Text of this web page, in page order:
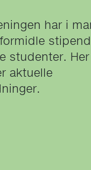
har i
studenter.
aktuelle